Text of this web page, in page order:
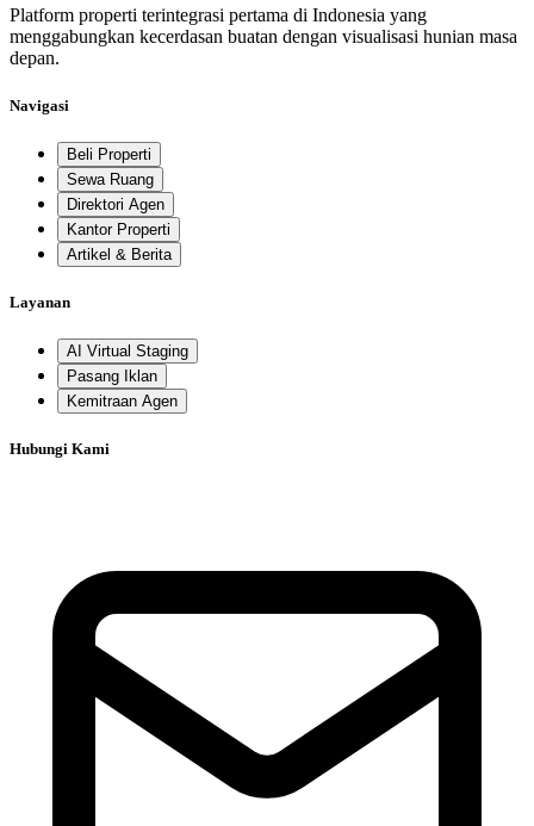
Platform properti terintegrasi pertama di Indonesia yang
menggabungkan kecerdasan buatan dengan visualisasi hunian masa
depan.
Navigasi
Beli Properti
Sewa Ruang
Direktori Agen
Kantor Properti
Artikel & Berita
Layanan
AI Virtual Staging
Pasang Iklan
Kemitraan Agen
Hubungi Kami